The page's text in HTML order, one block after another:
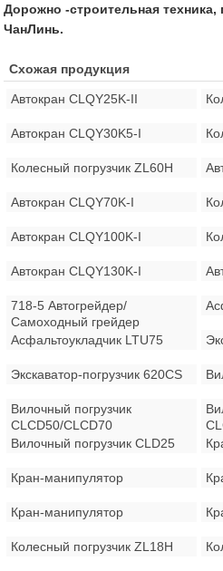
Дорожно -строительная техника,
ЧанЛинь.
Схожая продукция
Автокран CLQY25K-II
Автокран CLQY30K5-I
Колесный погрузчик ZL60H
Автокран CLQY70K-I
Автокран CLQY100K-I
Автокран CLQY130K-I
718-5 Автогрейдер/
Самоходный грейдер
Асфальтоукладчик LTU75
Экскаватор-погрузчик 620CS
Вилочный погрузчик
CLCD50/CLCD70
Вилочный погрузчик CLD25
Кран-манипулятор
Кран-манипулятор
Колесный погрузчик ZL18H